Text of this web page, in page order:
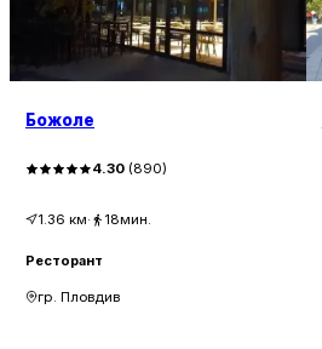
Божоле
4.30 (890)
1.36 км· 18мин.
Ресторант
гр. Пловдив